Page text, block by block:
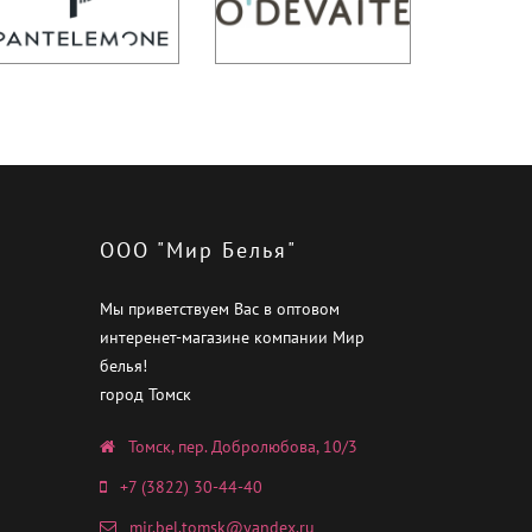
ООО "Мир Белья"
Мы приветствуем Вас в оптовом
интеренет-магазине компании Мир
белья!
город Томск
Томск, пер. Добролюбова, 10/3
+7 (3822) 30-44-40
mir.bel.tomsk@yandex.ru